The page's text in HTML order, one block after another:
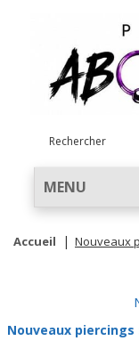
MENU
Accueil Nouveaux
Nouveaux